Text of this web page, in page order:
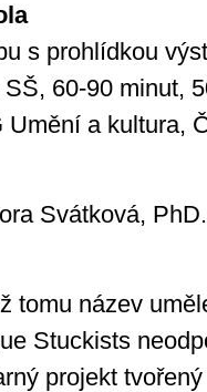
s prohlídkou
60-90 minut,
a kultura,
Svátková,
tomu název
Stuckists
projekt